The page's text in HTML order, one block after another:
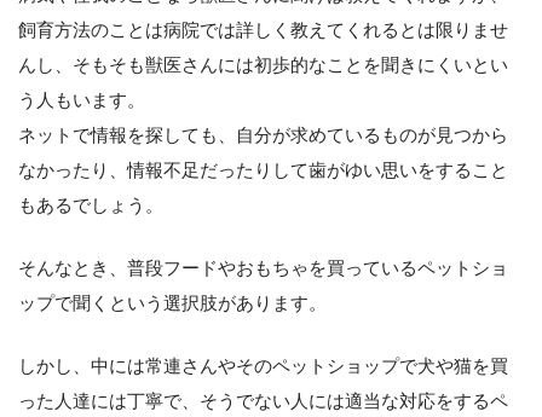
飼育方法のことは病院では詳しく教えてくれるとは限りませ
んし、そもそも獣医さんには初歩的なことを聞きにくいとい
う人もいます。
ネットで情報を探しても、自分が求めているものが見つから
なかったり、情報不足だったりして歯がゆい思いをすること
もあるでしょう。
そんなとき、普段フードやおもちゃを買っているペットショ
ップで聞くという選択肢があります。
しかし、中には常連さんやそのペットショップで犬や猫を買
った人達には丁寧で、そうでない人には適当な対応をするペ